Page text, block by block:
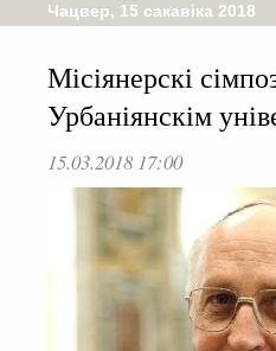
Чацвер, 15 сакавіка 2018
Місіянерскі
Урбаніянскім
15.03.2018 17:00